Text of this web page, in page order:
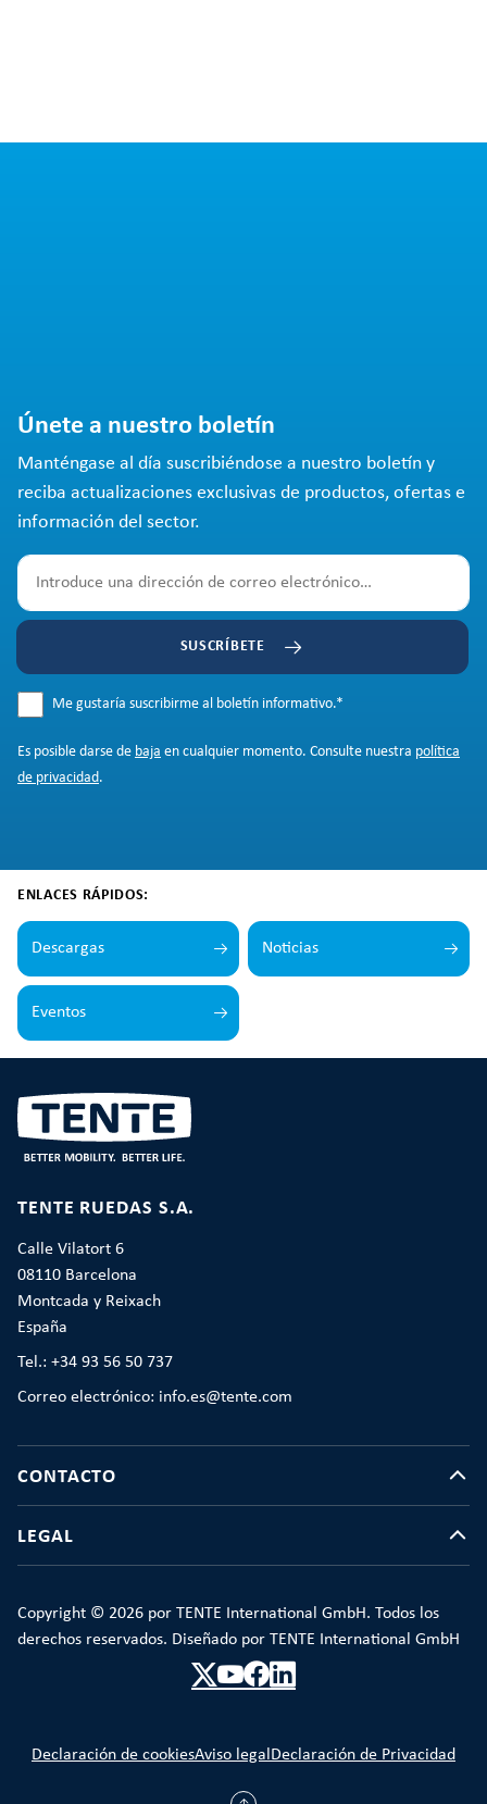
Únete a nuestro boletín
Manténgase al día suscribiéndose a nuestro boletín y
reciba actualizaciones exclusivas de productos, ofertas e
información del sector.
SUSCRÍBETE
Me gustaría suscribirme al boletín informativo.*
Es posible darse de baja en cualquier momento. Consulte nuestra política
de privacidad.
ENLACES RÁPIDOS:
Descargas Noticias
Eventos
TENTE RUEDAS S.A.
Calle Vilatort 6
08110 Barcelona
Montcada y Reixach
España
Tel.: +34 93 56 50 737
Correo electrónico: info.es@tente.com
CONTACTO
LEGAL
Copyright © 2026 por TENTE International GmbH. Todos los
derechos reservados. Diseñado por TENTE International GmbH
Declaración de cookiesAviso legalDeclaración de Privacidad